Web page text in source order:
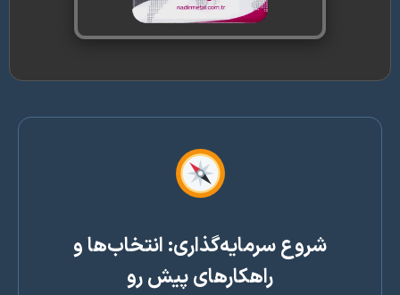
شروع سرمایه‌گذاری: انتخاب‌ها و
راهکارهای پیش رو